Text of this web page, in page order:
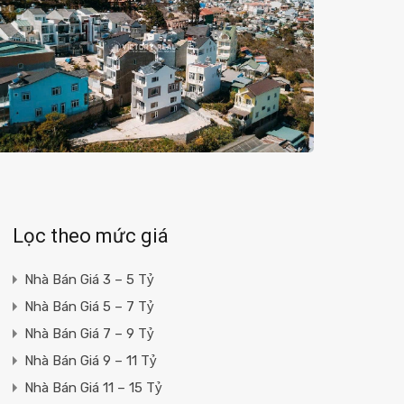
Lọc theo mức giá
Nhà Bán Giá 3 – 5 Tỷ
Nhà Bán Giá 5 – 7 Tỷ
Nhà Bán Giá 7 – 9 Tỷ
Nhà Bán Giá 9 – 11 Tỷ
Nhà Bán Giá 11 – 15 Tỷ